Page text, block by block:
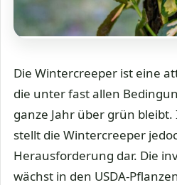
Die Wintercreeper ist eine
die unter fast allen
ganze Jahr über grün
stellt die Wintercreeper
Herausforderung dar. Die
wächst in den USDA-